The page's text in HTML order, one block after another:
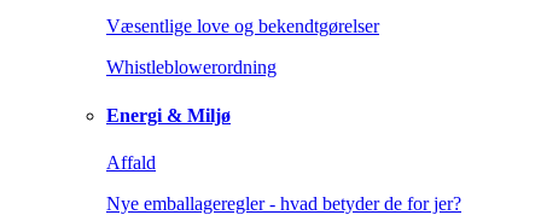
Væsentlige love og bekendtgørelser
Whistleblowerordning
Energi & Miljø
Affald
Nye emballageregler - hvad betyder de for jer?